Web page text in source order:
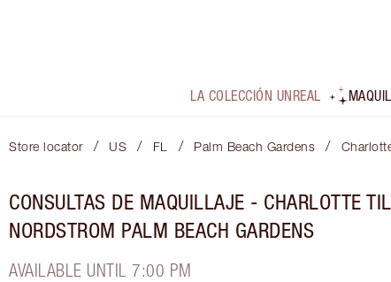
LA COLECCIÓN UNREAL
Store locator / US / FL / Palm Beach Gardens /
CONSULTAS DE MAQUILLAJE - CHARLOTTE
NORDSTROM PALM BEACH GARDENS
AVAILABLE UNTIL 7:00 PM